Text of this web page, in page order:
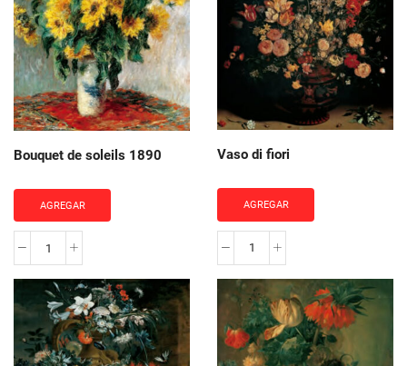
Bouquet de soleils 1890
AGREGAR
Bouquet
de
soleils
1890
cantidad
Vaso di fiori
AGREGAR
Vaso
di
fiori
cantidad